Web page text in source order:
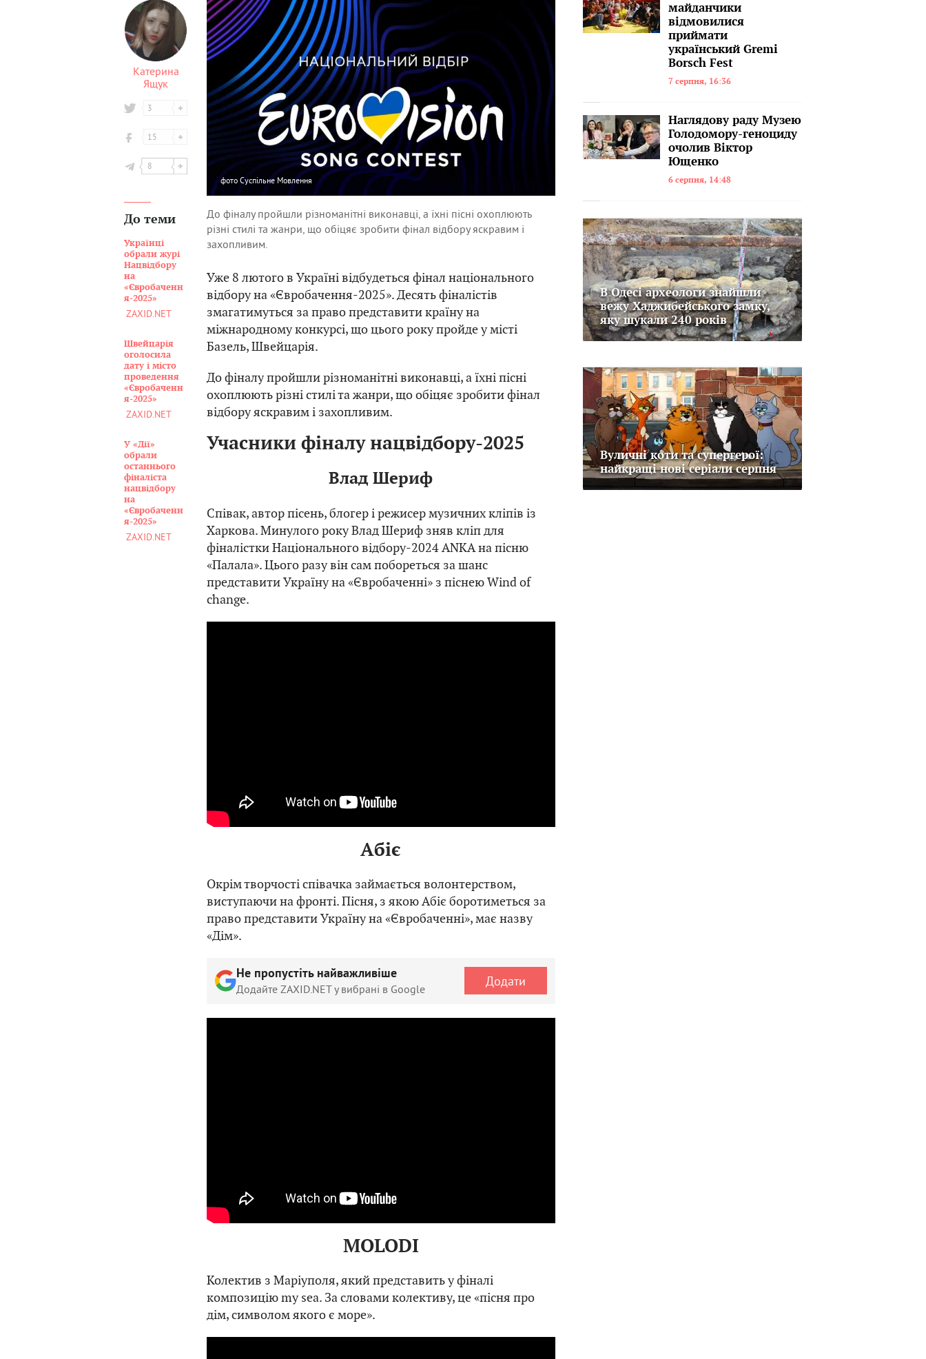
Катерина
Ящук
3
15
8
До теми
Українці
обрали журі
Нацвідбору
на
«Євробаченн
я-2025»
ZAXID.NET
Швейцарія
оголосила
дату і місто
проведення
«Євробаченн
я-2025»
ZAXID.NET
У «Дії»
обрали
останнього
фіналіста
нацвідбору
на
«Євробаченн
я-2025»
ZAXID.NET
фото Суспільне Мовлення
До фіналу пройшли різноманітні виконавці, а їхні пісні охоплюють
різні стилі та жанри, що обіцяє зробити фінал відбору яскравим і
захопливим.
Уже 8 лютого в Україні відбудеться фінал національного
відбору на «Євробачення-2025». Десять фіналістів
змагатимуться за право представити країну на
міжнародному конкурсі, що цього року пройде у місті
Базель, Швейцарія.
До фіналу пройшли різноманітні виконавці, а їхні пісні
охоплюють різні стилі та жанри, що обіцяє зробити фінал
відбору яскравим і захопливим.
Учасники фіналу нацвідбору-2025
Влад Шериф
Співак, автор пісень, блогер і режисер музичних кліпів із
Харкова. Минулого року Влад Шериф зняв кліп для
фіналістки Національного відбору-2024 ANKA на пісню
«Палала». Цього разу він сам побореться за шанс
представити Україну на «Євробаченні» з піснею Wind of
change.
Абіє
Окрім творчості співачка займається волонтерством,
виступаючи на фронті. Пісня, з якою Абіє боротиметься за
право представити Україну на «Євробаченні», має назву
«Дім».
Не пропустіть найважливіше
Додайте ZAXID.NET у вибрані в Google Додати
MOLODI
Колектив з Маріуполя, який представить у фіналі
композицію my sea. За словами колективу, це «пісня про
дім, символом якого є море».
майданчики
відмовилися
приймати
український Gremi
Borsch Fest
7 серпня, 16:36
Наглядову раду Музею
Голодомору-геноциду
очолив Віктор
Ющенко
6 серпня, 14:48
В Одесі археологи знайшли
вежу Хаджибейського замку,
яку шукали 240 років
Вуличні коти та супергерої:
найкращі нові серіали серпня